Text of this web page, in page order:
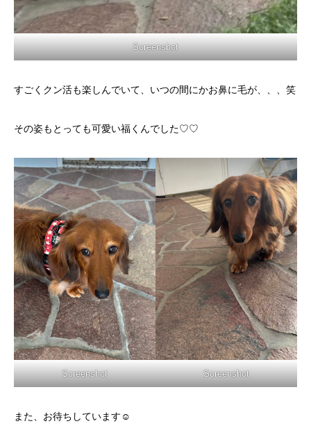
Screenshot
すごくクン活も楽しんでいて、いつの間にかお鼻に毛が、、、笑
その姿もとっても可愛い福くんでした♡♡
Screenshot Screenshot
また、お待ちしています☺️